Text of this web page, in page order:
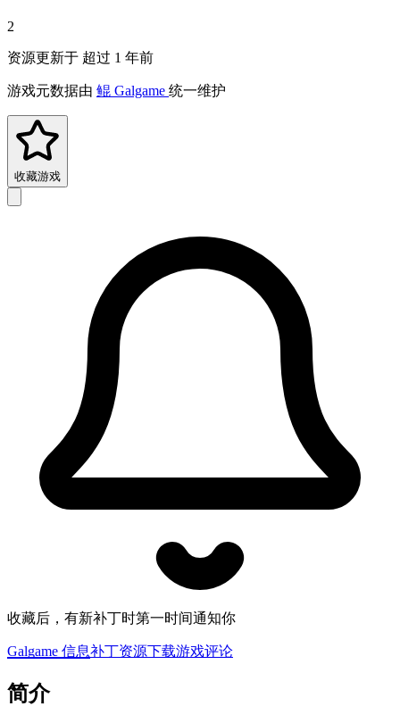
2
资源更新于 超过 1 年前
游戏元数据由 鲲 Galgame 统一维护
收藏游戏
收藏后，有新补丁时第一时间通知你
Galgame 信息补丁资源下载游戏评论
简介